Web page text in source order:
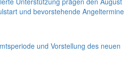
und bevorstehende Angeltermine
und Vorstellung des neuen